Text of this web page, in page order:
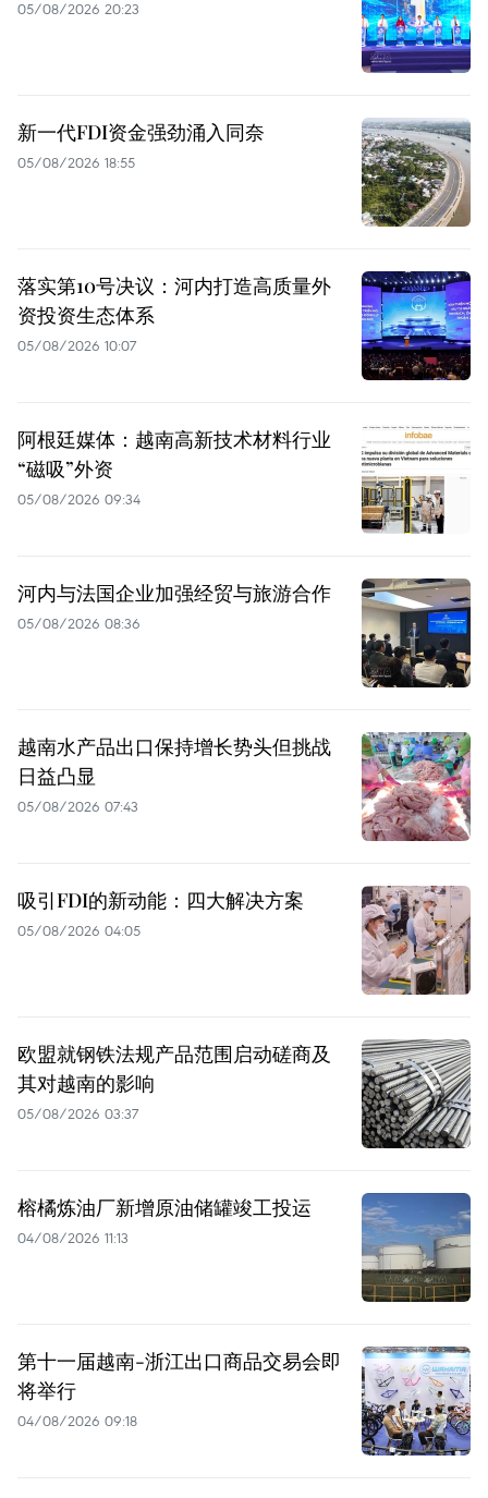
05/08/2026 20:23
新一代FDI资金强劲涌入同奈
05/08/2026 18:55
落实第10号决议：河内打造高质量外
资投资生态体系
05/08/2026 10:07
阿根廷媒体：越南高新技术材料行业
“磁吸”外资
05/08/2026 09:34
河内与法国企业加强经贸与旅游合作
05/08/2026 08:36
越南水产品出口保持增长势头但挑战
日益凸显
05/08/2026 07:43
吸引FDI的新动能：四大解决方案
05/08/2026 04:05
欧盟就钢铁法规产品范围启动磋商及
其对越南的影响
05/08/2026 03:37
榕橘炼油厂新增原油储罐竣工投运
04/08/2026 11:13
第十一届越南-浙江出口商品交易会即
将举行
04/08/2026 09:18